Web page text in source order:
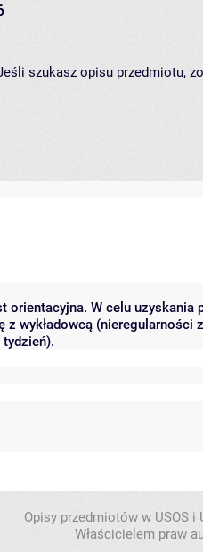
szukasz opisu przedmiotu,
orientacyjna. W celu
wykładowcą (nieregularności
Opisy przedmiotów w USOS
Właścicielem praw